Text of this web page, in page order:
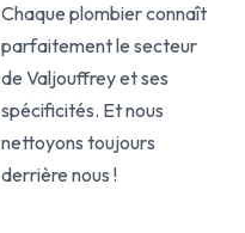
Chaque plombier connaît
parfaitement le secteur
de Valjouffrey et ses
spécificités. Et nous
nettoyons toujours
derrière nous !